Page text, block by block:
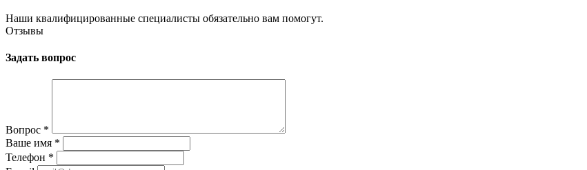
Наши квалифицированные специалисты обязательно вам помогут.
Отзывы
Задать вопрос
Вопрос *
Ваше имя *
Телефон *